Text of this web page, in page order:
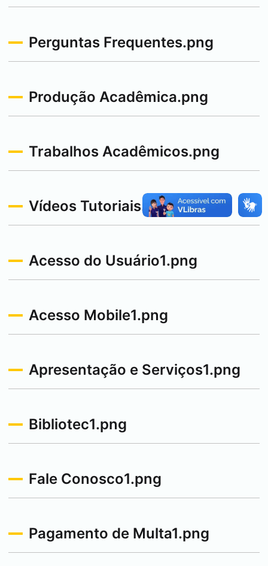
Perguntas Frequentes.png
Produção Acadêmica.png
Trabalhos Acadêmicos.png
Vídeos Tutoriais.png
Acesso do Usuário1.png
Acesso Mobile1.png
Apresentação e Serviços1.png
Bibliotec1.png
Fale Conosco1.png
Pagamento de Multa1.png